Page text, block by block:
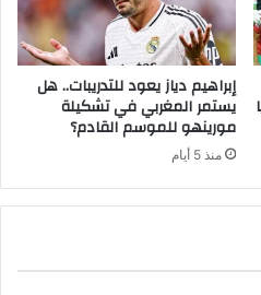
إبراهيم دياز يعود للتدريبات.. هل
يستمر المغربي في تشكيلة
مورينهو للموسم القادم؟
منذ 5 أيام